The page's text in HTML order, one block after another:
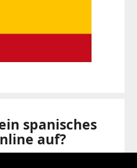
spanisches
auf?